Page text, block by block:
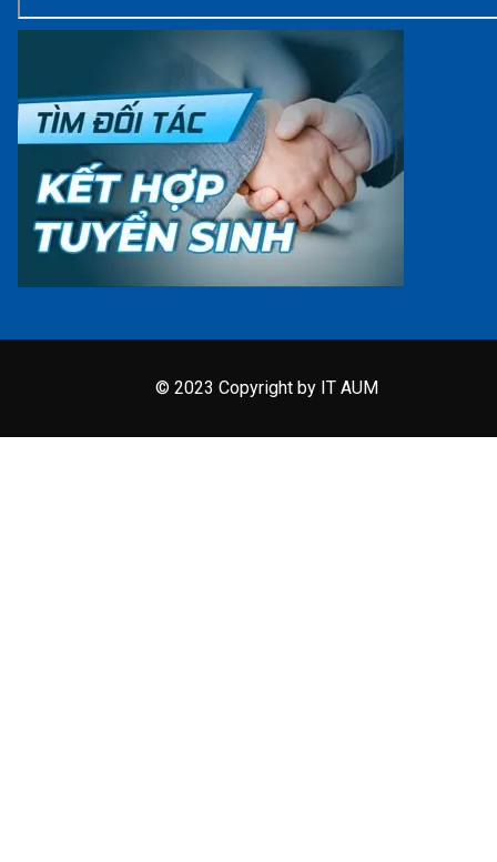
© 2023 Copyright by IT AUM